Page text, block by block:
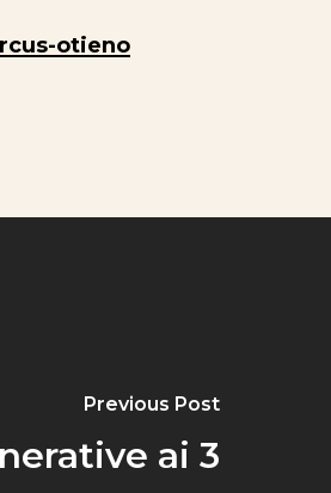
otieno
Previous Post
ai 3